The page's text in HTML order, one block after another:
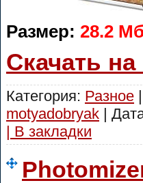
Размер: 28.2
Скачать
Категория: Разное
motyadobryak |
| В закладки